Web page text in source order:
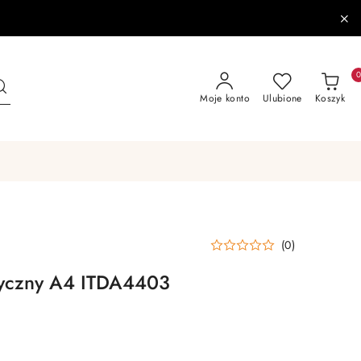
Moje konto Ulubione Koszyk
0
(0)
A4 ITDA4403